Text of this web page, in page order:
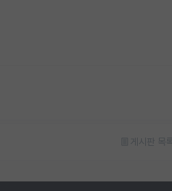
게시판 목